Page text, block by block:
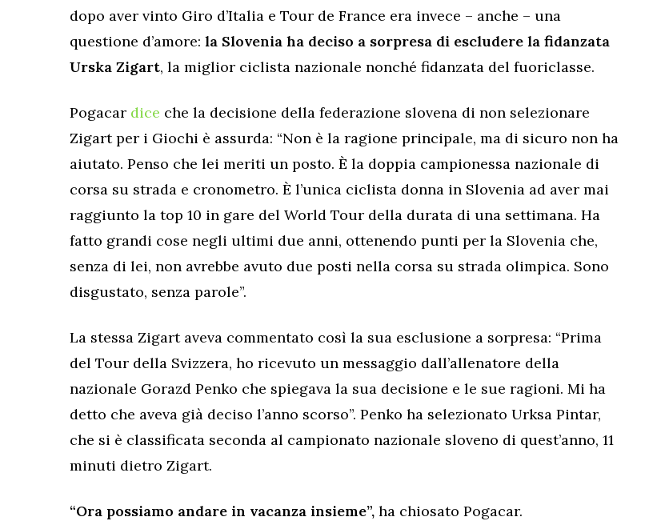
dopo aver vinto Giro d’Italia e Tour de France era invece – anche – una
questione d’amore: la Slovenia ha deciso a sorpresa di escludere la fidanzata
Urska Zigart, la miglior ciclista nazionale nonché fidanzata del fuoriclasse.
Pogacar dice che la decisione della federazione slovena di non selezionare
Zigart per i Giochi è assurda: “Non è la ragione principale, ma di sicuro non ha
aiutato. Penso che lei meriti un posto. È la doppia campionessa nazionale di
corsa su strada e cronometro. È l’unica ciclista donna in Slovenia ad aver mai
raggiunto la top 10 in gare del World Tour della durata di una settimana. Ha
fatto grandi cose negli ultimi due anni, ottenendo punti per la Slovenia che,
senza di lei, non avrebbe avuto due posti nella corsa su strada olimpica. Sono
disgustato, senza parole”.
La stessa Zigart aveva commentato così la sua esclusione a sorpresa: “Prima
del Tour della Svizzera, ho ricevuto un messaggio dall’allenatore della
nazionale Gorazd Penko che spiegava la sua decisione e le sue ragioni. Mi ha
detto che aveva già deciso l’anno scorso”. Penko ha selezionato Urksa Pintar,
che si è classificata seconda al campionato nazionale sloveno di quest’anno, 11
minuti dietro Zigart.
“Ora possiamo andare in vacanza insieme”, ha chiosato Pogacar.